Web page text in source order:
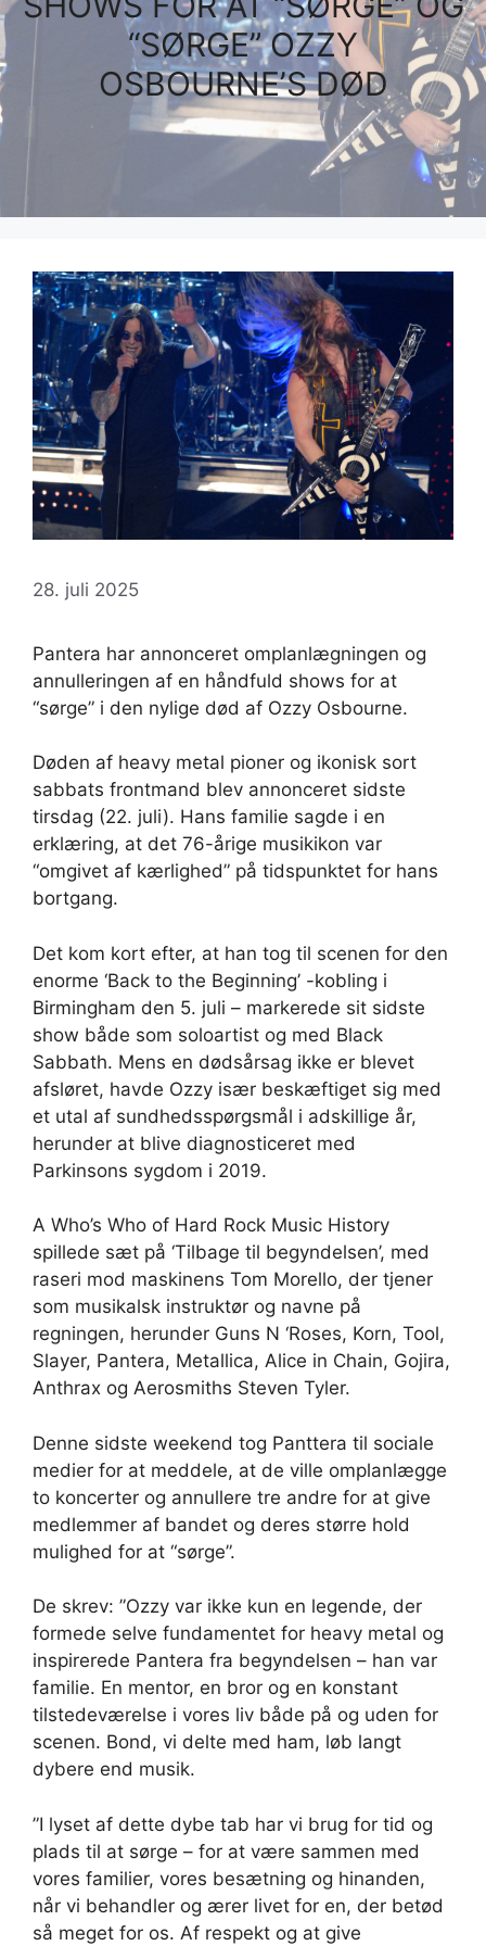
“SØRGE” OZZY
OSBOURNE’S DØD
28. juli 2025
Pantera har annonceret omplanlægningen og
annulleringen af en håndfuld shows for at
“sørge” i den nylige død af Ozzy Osbourne.
Døden af heavy metal pioner og ikonisk sort
sabbats frontmand blev annonceret sidste
tirsdag (22. juli). Hans familie sagde i en
erklæring, at det 76-årige musikikon var
“omgivet af kærlighed” på tidspunktet for hans
bortgang.
Det kom kort efter, at han tog til scenen for den
enorme ‘Back to the Beginning’ -kobling i
Birmingham den 5. juli – markerede sit sidste
show både som soloartist og med Black
Sabbath. Mens en dødsårsag ikke er blevet
afsløret, havde Ozzy især beskæftiget sig med
et utal af sundhedsspørgsmål i adskillige år,
herunder at blive diagnosticeret med
Parkinsons sygdom i 2019.
A Who’s Who of Hard Rock Music History
spillede sæt på ‘Tilbage til begyndelsen’, med
raseri mod maskinens Tom Morello, der tjener
som musikalsk instruktør og navne på
regningen, herunder Guns N ‘Roses, Korn, Tool,
Slayer, Pantera, Metallica, Alice in Chain, Gojira,
Anthrax og Aerosmiths Steven Tyler.
Denne sidste weekend tog Panttera til sociale
medier for at meddele, at de ville omplanlægge
to koncerter og annullere tre andre for at give
medlemmer af bandet og deres større hold
mulighed for at “sørge”.
De skrev: ”Ozzy var ikke kun en legende, der
formede selve fundamentet for heavy metal og
inspirerede Pantera fra begyndelsen – han var
familie. En mentor, en bror og en konstant
tilstedeværelse i vores liv både på og uden for
scenen. Bond, vi delte med ham, løb langt
dybere end musik.
”I lyset af dette dybe tab har vi brug for tid og
plads til at sørge – for at være sammen med
vores familier, vores besætning og hinanden,
når vi behandler og ærer livet for en, der betød
så meget for os. Af respekt og at give